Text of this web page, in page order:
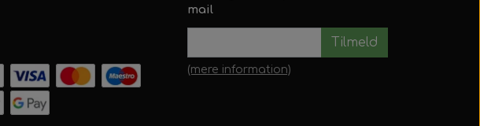
mail
Tilmeld
(mere information)